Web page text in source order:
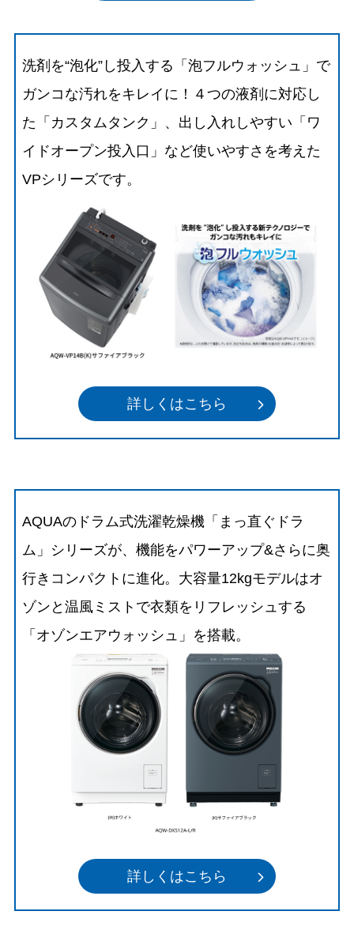
洗剤を“泡化”し投入する「泡フルウォッシュ」で
ガンコな汚れをキレイに！４つの液剤に対応し
た「カスタムタンク」、出し入れしやすい「ワ
イドオープン投入口」など使いやすさを考えた
VPシリーズです。
詳しくはこちら
AQUAのドラム式洗濯乾燥機「まっ直ぐドラ
ム」シリーズが、機能をパワーアップ&さらに奥
行きコンパクトに進化。大容量12kgモデルはオ
ゾンと温風ミストで衣類をリフレッシュする
「オゾンエアウォッシュ」を搭載。
詳しくはこちら